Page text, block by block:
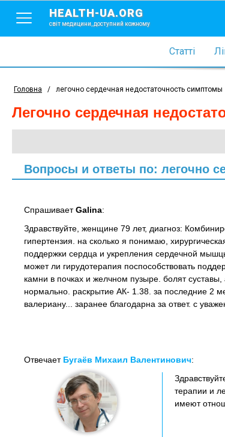
HEALTH-UA.ORG
світ медицини, доступний кожному
Статті
Головна / легочно сердечная недостаточность симптомы
легочно сердечная
Вопросы и ответы по: легочно
СпрашиваетGalina:
Здравствуйте, женщинe 79 лет, диагноз:
гипертензия. на сколько я понимаю,
поддержки сердца и укрепления сердечной
может ли гирудотерапия поспособствовать
камни в почках и желчном пузыре. болят
нормально. раскрытие АК- 1.38. за последние 2
валериану... заранее благодарна за ответ. с
Отвечает Бугаёв Михаил Валентинович:
терапии и
имеют